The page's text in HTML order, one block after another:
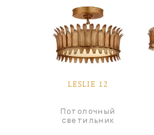
LESLIE 12
Потолочный
светильник